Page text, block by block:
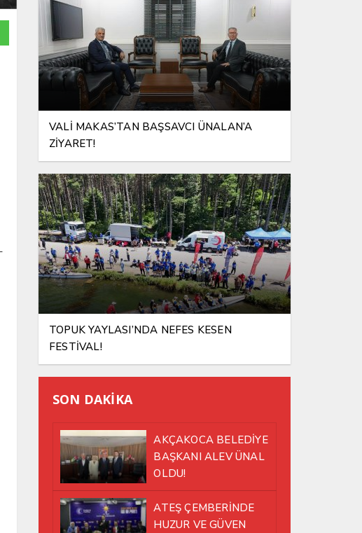
VALİ MAKAS’TAN BAŞSAVCI ÜNALAN’A
ZİYARET!
TOPUK YAYLASI’NDA NEFES KESEN
FESTİVAL!
SON DAKİKA
AKÇAKOCA BELEDİYE
BAŞKANI ALEV ÜNAL
OLDU!
ATEŞ ÇEMBERİNDE
HUZUR VE GÜVEN